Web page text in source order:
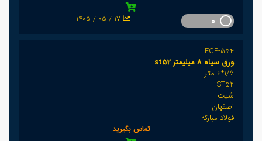
1405 / 05 / 17
FCP-554
ورق سیاه 8 میلیمتر st52
1/5*6 متر
ST52
شیت
اصفهان
فولاد مبارکه
تماس بگیرید